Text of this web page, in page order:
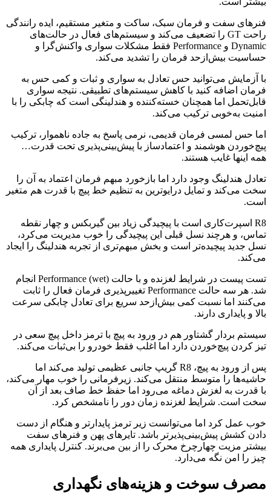
فنرهای سفت و فرمان سبک، ساکت و متغیر مستقیم، ایده رانندگی
راحت GT را تضعیف می‌کند و سیستم‌های فعال در حالت‌های
Dynamic و Performance فقط مشکلات سواری واکنش‌گرا و
حساسیت بیش‌ازحد فرمان را تشدید می‌کند.
با آزمایش می‌توانید حس تعادل به سواری و ثبات و کمی حس به
فرمان اضافه کنید با کاهش سیستم‌های تطبیقی. نتیجه سواری
قابل‌تحمل اما همچنان خسته‌کننده و هندلینگی است که چابکی را با
امنیت به‌خوبی ترکیب می‌کند.
اما حس لمسی فرمان قدیمی، نرمی پاسخ به جاده ناهموار، ترکیب
پیچ‌خوردن هوشمند و اعتمادساز با پیش‌بینی‌پذیری تحت قدرت…
همه اینها غایب هستند.
تعادل هندلینگ وجود دارد اما بازخورد مبهم فرمان اعتماد به آن را
سخت می‌کند و تمایل درایوترین به تنظیم خط پیچ با قدرت هم متغیر
است.
R8 اسپرت‌کاری است با پیچیدگی زیاد بین گیربکس و چهار نقطه
تماس، و هرچند نسل قبلی این پیچیدگی را خوب مدیریت می‌کرد،
نسل جدید پیچیده‌تر است و بخش مبهم‌تری از تجربه هندلینگ را ایجاد
می‌کند.
تست پیست در شرایط لغزنده و با حالت Performance (wet) انجام
شد. هر سه حالت Performance تغییرپذیری فرمان فعال را ثابت
می‌کنند اما نسبت کمی بیش‌ازحد سریع برای تعادل چابکی سرعت
بالا و پایداری دارند.
سیستم بردار گشتاور هم در ورود به پیچ با ترمز داخل پیچ سعی در
تیز کردن پیچ‌خوردن دارد اما اغلب فقط خودرو را بی‌ثبات می‌کند.
پس از ورود به پیچ، R8 گریپ جانبی عظیمی تولید می‌کند اما
حاشیه‌ها را متوسط منتقل می‌کند. زیرفرمانی را خوب مهار می‌کند،
با قدرت به لغزش دماغه می‌رود اما حفظ خط صاف بعد از آن
سخت است. شرایط لغزنده زمان دور را نامشخص کرد.
خوب عمل کرد اما می‌توانست زیر ترمز پایدارتر و هنگام از دست
دادن کشش پیش‌بینی‌پذیرتر باشد. تایرهای پهن و فنرهای سفت
بیشتر مزیت چهارچرخ محرک را از بین می‌برند. کنترل پایداری همه
چیز را امن نگه می‌دارد.
مصرف سوخت و هزینه‌های نگهداری